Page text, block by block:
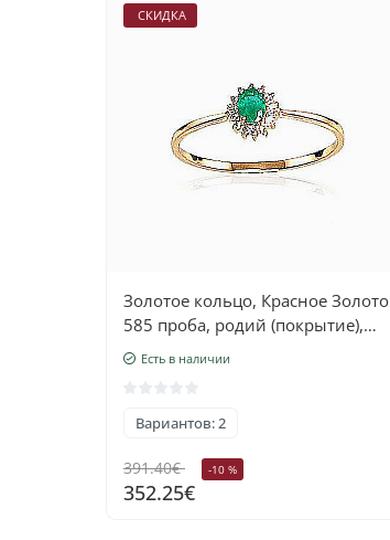
СКИДКА
Золотое кольцо, Красное Золото
585 проба, родий (покрытие),
Бриллианты, Изумруд
Есть в наличии
Вариантов: 2
391.40€ -10 %
352.25€